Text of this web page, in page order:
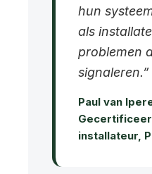
hun
als
problemen
signaleren.”
Paul van
installateur,